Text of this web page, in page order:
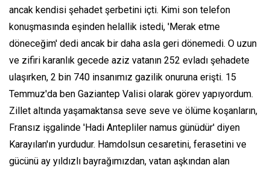
ancak kendisi şehadet şerbetini içti. Kimi son telefon
konuşmasında eşinden helallik istedi, 'Merak etme
döneceğim' dedi ancak bir daha asla geri dönemedi. O uzun
ve zifiri karanlık gecede aziz vatanın 252 evladı şehadete
ulaşırken, 2 bin 740 insanımız gazilik onuruna erişti. 15
Temmuz'da ben Gaziantep Valisi olarak görev yapıyordum.
Zillet altında yaşamaktansa seve seve ve ölüme koşanların,
Fransız işgalinde 'Hadi Antepliler namus günüdür' diyen
Karayılan'ın yurdudur. Hamdolsun cesaretini, ferasetini ve
gücünü ay yıldızlı bayrağımızdan, vatan aşkından alan